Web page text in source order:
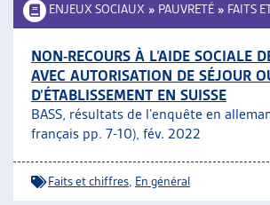
ENJEUX SOCIAUX » PAUVRETÉ » FAITS
NON-RECOURS À L’AIDE SOCIALE
AVEC AUTORISATION DE SÉJOUR
D’ÉTABLISSEMENT EN SUISSE
BASS, résultats de l’enquête en
français pp. 7-10), fév. 2022
Faits et chiffres En général